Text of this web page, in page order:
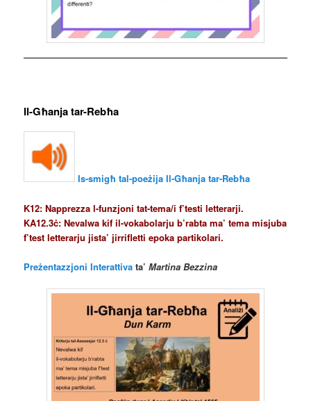
Il-Għanja tar-Rebħa
Is-smigħ tal-poeżija Il-Għanja tar-Rebħa
K12: Napprezza l-funzjoni tat-tema/i f’testi letterarji.
KA12.3ċ: Nevalwa kif il-vokabolarju b’rabta ma’ tema misjuba
f’test letterarju jista’ jirrifletti epoka partikolari.
Preżentazzjoni Interattiva ta’Martina Bezzina